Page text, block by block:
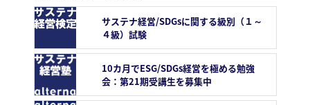
サステナ経営/SDGsに関する級別（１～
４級）試験
10カ月でESG/SDGs経営を極める勉強
会：第21期受講生を募集中